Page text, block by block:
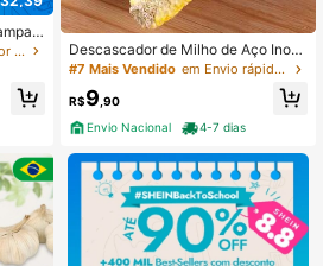
d
em Escorredor e centrifugador de salada
Descascador de Milho de Aço Inoxi
dável Fácil e Prático
#7 Mais Vendido em Envio rápido Outras ferramentas para frutas e v
R$9 ,90
Envio Nacional
4-7 dias